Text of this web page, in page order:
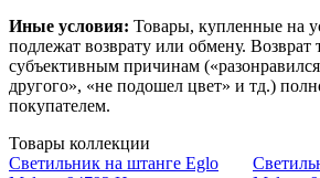
Иные условия: Товары, купленные на
подлежат возврату или обмену. Возврат
субъективным причинам
другого», «не подошел цвет» и тд.)
покупателем.
Товары коллекции
Светильник на штанге Eglo